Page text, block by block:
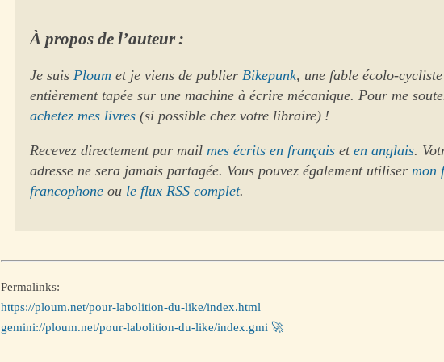
À propos de l’auteur :
Je suisPloum et je viens de publierBikepunk, une fable écolo-cycliste
entièrement tapée sur une machine à écrire mécanique. Pour me
achetez mes livres (si possible chez votre libraire) !
Recevez directement par mailmes écrits en français eten anglais.
adresse ne sera jamais partagée. Vous pouvez également utilisermon
francophone ou le flux RSS complet.
Permalinks:
https://ploum.net/pour-labolition-du-like/index.html
gemini://ploum.net/pour-labolition-du-like/index.gmi